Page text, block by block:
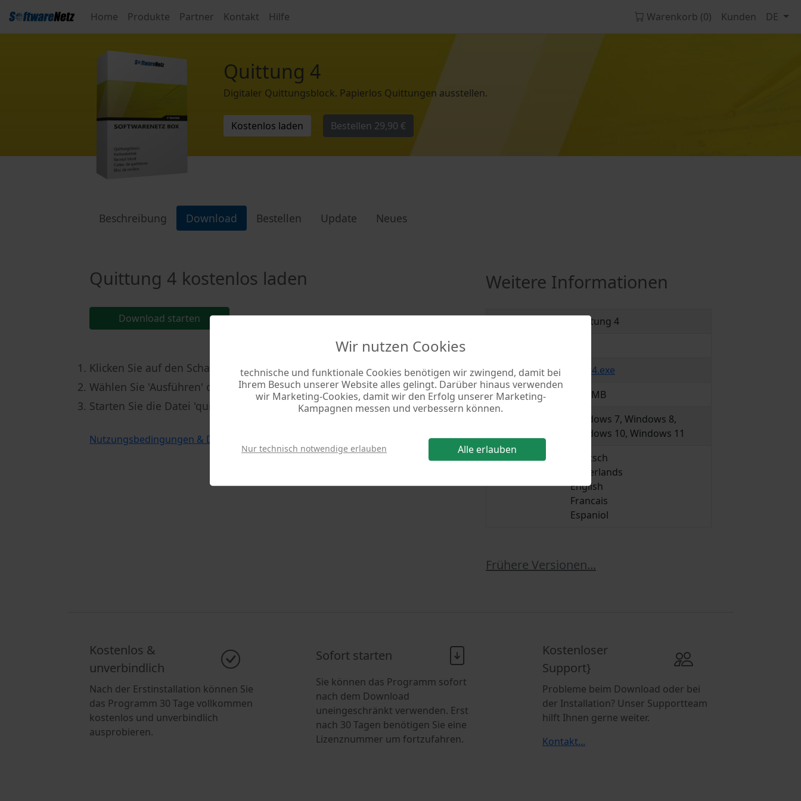
Home Produkte Partner Kontakt Hilfe Warenkorb (0) Kunden DE
Wir nutzen Cookies
technische und funktionale Cookies benötigen wir zwingend, damit bei
Ihrem Besuch unserer Website alles gelingt. Darüber hinaus verwenden
wir Marketing-Cookies, damit wir den Erfolg unserer Marketing-
Kampagnen messen und verbessern können.
Nur technisch notwendige erlauben Alle erlauben
Quittung 4
Digitaler Quittungsblock. Papierlos Quittungen ausstellen.
Kostenlos laden Bestellen 29,90 €
Beschreibung Download Bestellen Update Neues
Quittung 4 kostenlos laden
Download starten
Klicken Sie auf den Schalter [Download]
Wählen Sie 'Ausführen' oder speichern Sie die Datei 'quitt4.exe'
Starten Sie die Datei 'quitt4.exe' um das Programm zu installieren
Nutzungsbedingungen & Deinstallation
Weitere Informationen
Quittung 4
Datei
quitt4.exe
Grösse
13.9 MB
Windows 7, Windows 8,
Windows 10, Windows 11
Sprachen
Deutsch
Nederlands
English
Francais
Espaniol
Frühere Versionen...
Kostenlos &
unverbindlich
Nach der Erstinstallation können Sie
das Programm 30 Tage vollkommen
kostenlos und unverbindlich
ausprobieren.
Sofort starten
Sie können das Programm sofort
nach dem Download
uneingeschränkt verwenden. Erst
nach 30 Tagen benötigen Sie eine
Lizenznummer um fortzufahren.
Kostenloser
Support}
Probleme beim Download oder bei
der Installation? Unser Supportteam
hilft Ihnen gerne weiter.
Kontakt...